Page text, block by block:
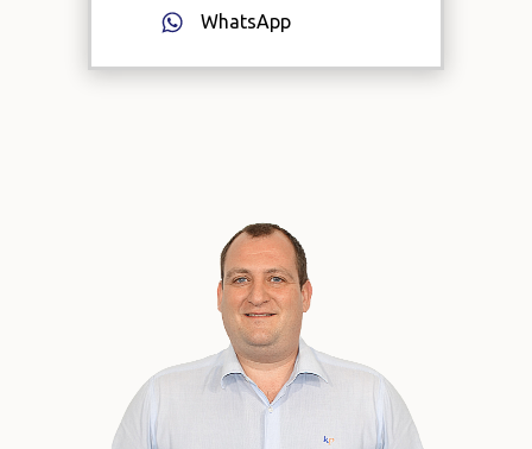
WhatsApp